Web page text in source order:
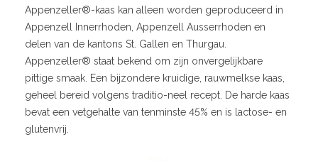
Appenzeller®-kaas kan alleen worden geproduceerd in
Appenzell Innerrhoden, Appenzell Ausserrhoden en
delen van de kantons St. Gallen en Thurgau.
Appenzeller® staat bekend om zijn onvergelijkbare
pittige smaak. Een bijzondere kruidige, rauwmelkse kaas,
geheel bereid volgens traditio-neel recept. De harde kaas
bevat een vetgehalte van tenminste 45% en is lactose- en
glutenvrij.